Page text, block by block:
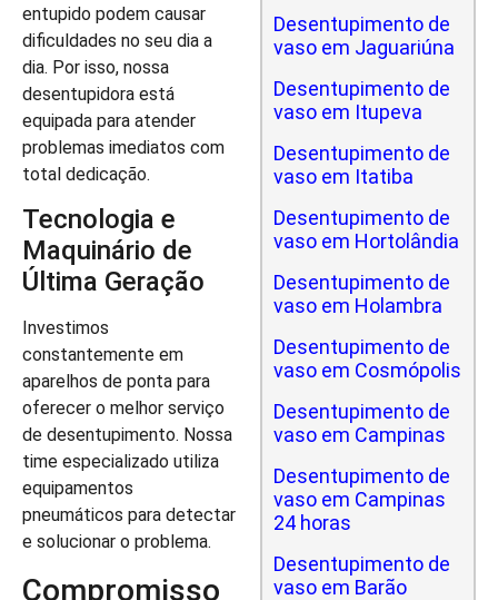
entupido podem causar
dificuldades no seu dia a
dia. Por isso, nossa
desentupidora está
equipada para atender
problemas imediatos com
total dedicação.
Tecnologia e
Maquinário de
Última Geração
Investimos
constantemente em
aparelhos de ponta para
oferecer o melhor serviço
de desentupimento. Nossa
time especializado utiliza
equipamentos
pneumáticos para detectar
e solucionar o problema.
Compromisso
Desentupimento de
vaso em Jaguariúna
Desentupimento de
vaso em Itupeva
Desentupimento de
vaso em Itatiba
Desentupimento de
vaso em Hortolândia
Desentupimento de
vaso em Holambra
Desentupimento de
vaso em Cosmópolis
Desentupimento de
vaso em Campinas
Desentupimento de
vaso em Campinas
24 horas
Desentupimento de
vaso em Barão